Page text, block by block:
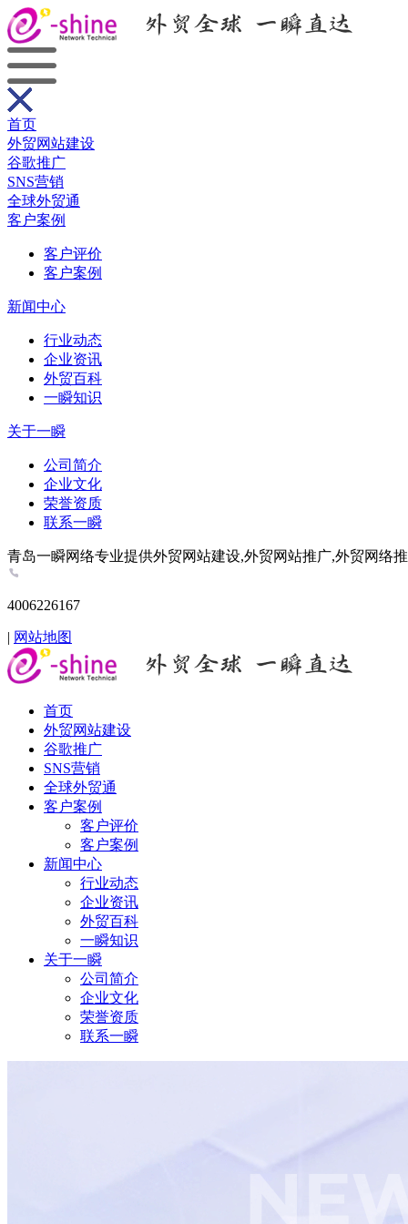
首页
外贸网站建设
谷歌推广
SNS营销
全球外贸通
客户案例
客户评价
客户案例
新闻中心
行业动态
企业资讯
外贸百科
一瞬知识
关于一瞬
公司简介
企业文化
荣誉资质
联系一瞬
青岛一瞬网络专业提供外贸网站建设,外贸网站推广,外贸网络
4006226167
| 网站地图
首页
外贸网站建设
谷歌推广
SNS营销
全球外贸通
客户案例
客户评价
客户案例
新闻中心
行业动态
企业资讯
外贸百科
一瞬知识
关于一瞬
公司简介
企业文化
荣誉资质
联系一瞬